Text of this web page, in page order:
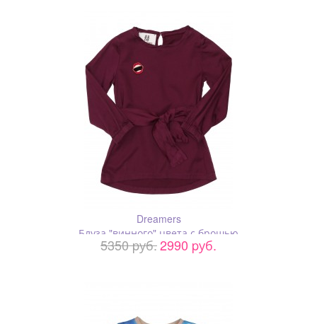
Dreamers
Блуза "винного" цвета с брошью
5350 pуб.2990 pуб.